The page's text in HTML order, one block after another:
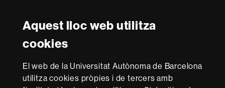
Aquest lloc web utilitza
cookies
El web de la Universitat Autònoma de Barcelona
utilitza cookies pròpies i de tercers amb
FacultatUAB
Reconeixement internacional de l'excel·lència
in
Research